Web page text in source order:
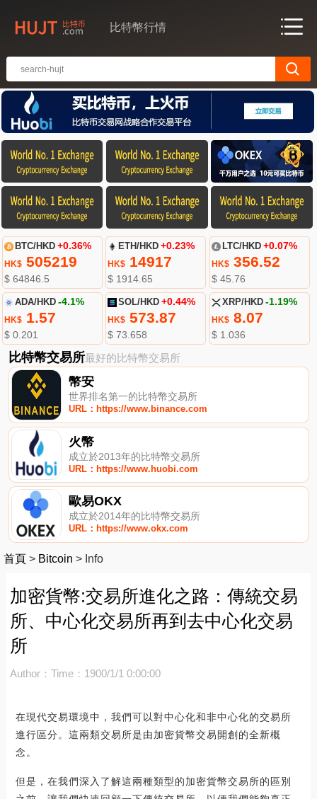
比特幣行情
BTC/HKD +0.36%
HK$505219
$ 64846.5
ETH/HKD +0.23%
HK$ 14917
$ 1914.65
LTC/HKD +0.07%
HK$356.52
$ 45.76
ADA/HKD -4.1%
HK$1.57
$ 0.201
SOL/HKD +0.44%
HK$ 573.87
$ 73.658
XRP/HKD -1.19%
HK$8.07
$ 1.036
比特幣交易所最好的比特幣交易所
幣安
世界排名第一的比特幣交易所
URL：https://www.binance.com
火幣
成立於2013年的比特幣交易所
URL：https://www.huobi.com
歐易OKX
成立於2014年的比特幣交易所
URL：https://www.okx.com
首頁 > Bitcoin > Info
加密貨幣:交易所進化之路：傳統交易
所、中心化交易所再到去中心化交易
所
Author： Time：1900/1/1 0:00:00
在現代交易環境中，我們可以對中心化和非中心化的交易所
進行區分。這兩類交易所是由加密貨幣交易開創的全新概
念。
但是，在我們深入了解這兩種類型的加密貨幣交易所的區別